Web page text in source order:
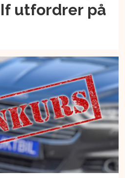
utfordrer på